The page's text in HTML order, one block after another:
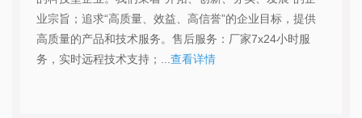
业宗旨；追求“高质量、效益、高信誉”的企业目标，提供
高质量的产品和技术服务。售后服务：厂家7x24小时服
务，实时远程技术支持；...查看详情